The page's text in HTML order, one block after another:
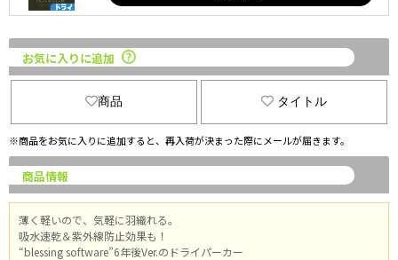
お気に入りに追加
商品 タイトル
※商品をお気に入りに追加すると、再入荷が決まった際にメールが届きます。
商品情報
薄く軽いので、気軽に羽織れる。
吸水速乾＆紫外線防止効果も！
“blessing software”6年後Ver.のドライパーカー